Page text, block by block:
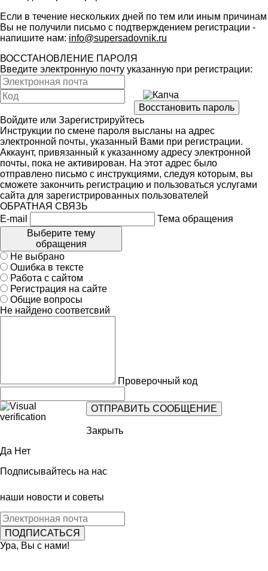
Если в течение нескольких дней по тем или иным причинам
Вы не получили письмо с подтверждением регистрации -
напишите нам: info@supersadovnik.ru
ВОССТАНОВЛЕНИЕ ПАРОЛЯ
Введите электронную почту указанную при регистрации:
Войдите или Зарегистрируйтесь
Инструкции по смене пароля высланы на адрес
электронной почты, указанный Вами при регистрации.
Аккаунт, привязанный к указанному адресу электронной
почты, пока не активирован. На этот адрес было
отправлено письмо с инструкциями, следуя которым, вы
сможете закончить регистрацию и пользоваться услугами
сайта для зарегистрированных пользователей
ОБРАТНАЯ СВЯЗЬ
E-mail
Тема обращения
Выберите тему
обращения
Не выбрано
Ошибка в тексте
Работа с сайтом
Регистрация на сайте
Общие вопросы
Не найдено соответсвий
Проверочный код
Закрыть
Да Нет
Подписывайтесь на нас
наши новости и советы
Ура, Вы с нами!